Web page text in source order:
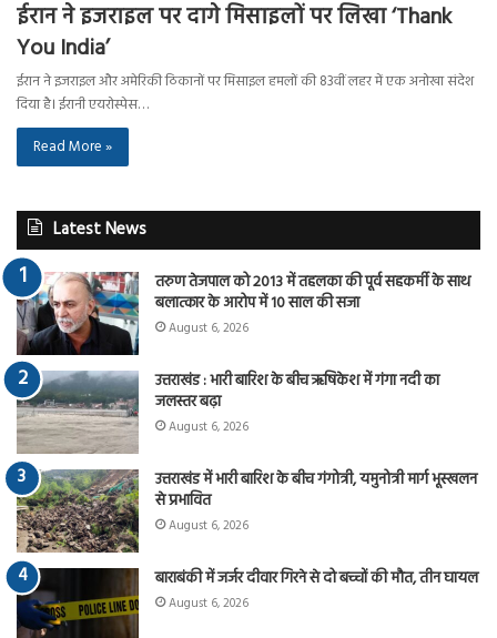
ईरान ने इजराइल पर दागे मिसाइलों पर लिखा ‘Thank
You India’
ईरान ने इजराइल और अमेरिकी ठिकानों पर मिसाइल हमलों की 83वीं लहर में एक अनोखा संदेश
दिया है। ईरानी एयरोस्पेस…
Read More »
Latest News
तरुण तेजपाल को 2013 में तहलका की पूर्व सहकर्मी के साथ
बलात्कार के आरोप में 10 साल की सजा
August 6, 2026
उत्तराखंड : भारी बारिश के बीच ऋषिकेश में गंगा नदी का
जलस्तर बढ़ा
August 6, 2026
उत्तराखंड में भारी बारिश के बीच गंगोत्री, यमुनोत्री मार्ग भूस्खलन
से प्रभावित
August 6, 2026
बाराबंकी में जर्जर दीवार गिरने से दो बच्चों की मौत, तीन घायल
August 6, 2026